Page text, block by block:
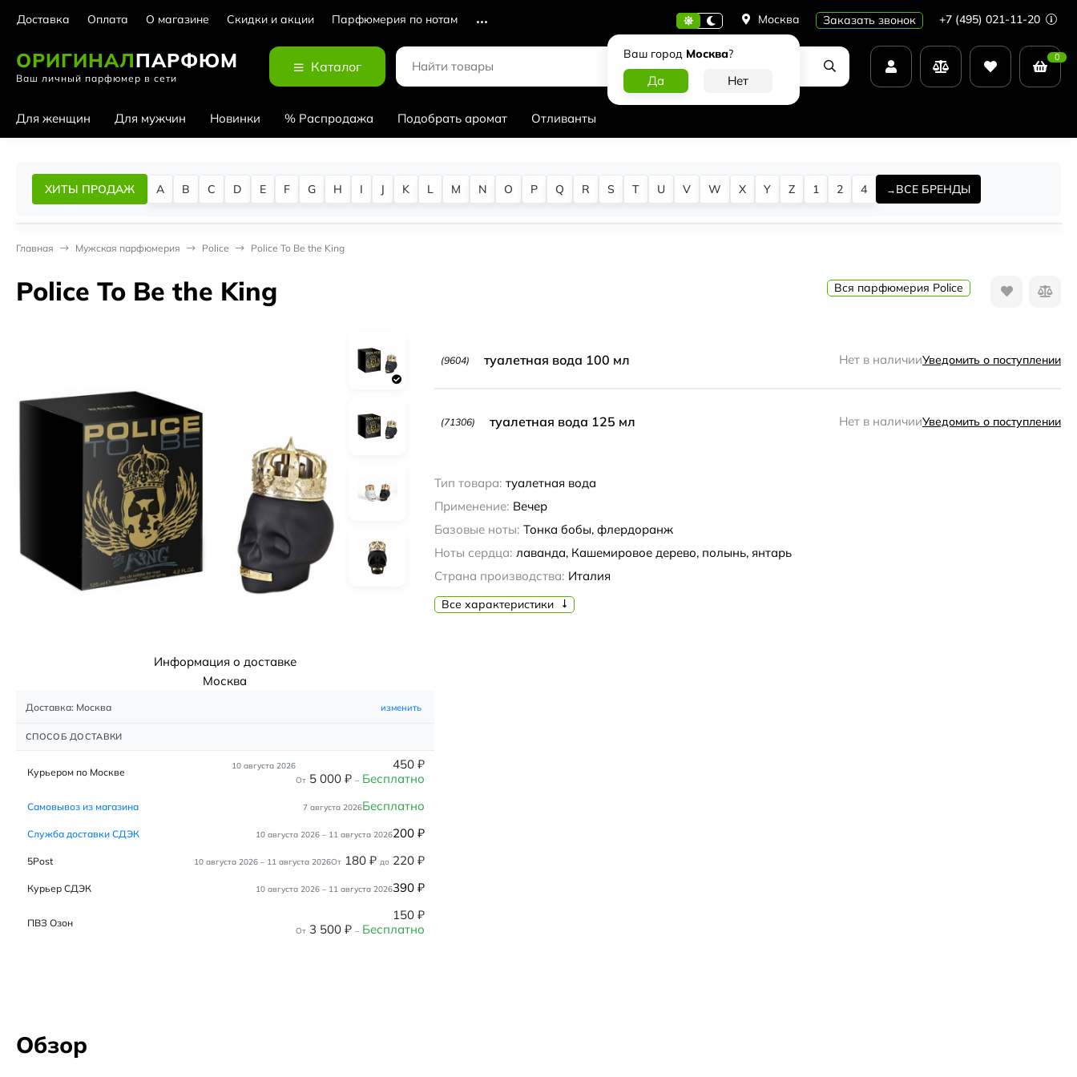
Доставка Оплата О магазине Скидки и акции Парфюмерия по нотам Москва
Ваш город Москва?
Заказать звонок +7 (495) 021-11-20
ОРИГИНАЛПАРФЮМ
Ваш личный парфюмер в сети
Каталог
0
Для женщин Для мужчин Новинки % Распродажа Подобрать аромат Отливанты
ХИТЫ ПРОДАЖ A B C D E F G H I J K L M N O P Q R S T U V W X Y Z 1 2 4 ВСЕ БРЕНДЫ
Главная Мужская парфюмерия Police Police To Be the King
Police To Be the King Вся парфюмерия Police
(9604) туалетная вода 100 мл Нет в наличииУведомить о поступлении
(71306) туалетная вода 125 мл Нет в наличииУведомить о поступлении
Тип товара: туалетная вода
Применение: Вечер
Базовые ноты: Тонка бобы, флердоранж
Ноты сердца: лаванда, Кашемировое дерево, полынь, янтарь
Страна производства: Италия
Все характеристики
Информация о доставке
Москва
Доставка: Москва изменить
СПОСОБ ДОСТАВКИ
Курьером по Москве 10 августа 2026 450 ₽
От 5 000 ₽ – Бесплатно
Самовывоз из магазина 7 августа 2026Бесплатно
Служба доставки СДЭК 10 августа 2026 – 11 августа 2026200 ₽
5Post 10 августа 2026 – 11 августа 2026От 180 ₽ до 220 ₽
Курьер СДЭК 10 августа 2026 – 11 августа 2026390 ₽
ПВЗ Озон 150 ₽
От 3 500 ₽ – Бесплатно
Обзор